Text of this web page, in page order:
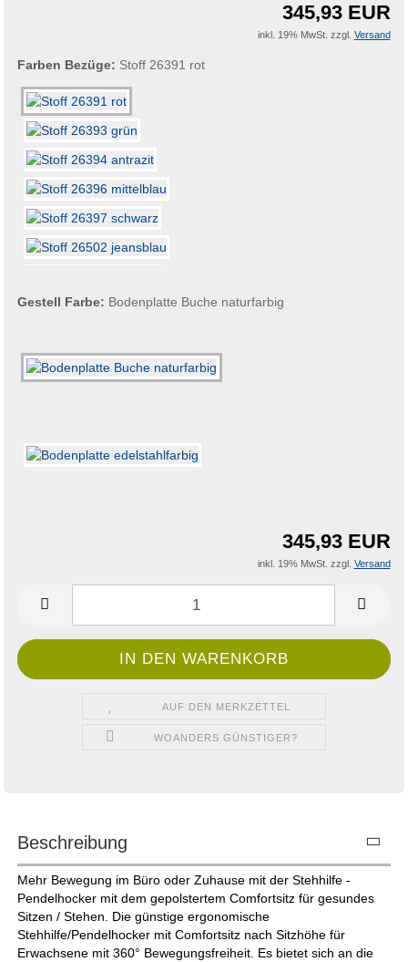
345,93 EUR
inkl. 19% MwSt. zzgl. Versand
Farben Bezüge: Stoff 26391 rot
Gestell Farbe: Bodenplatte Buche naturfarbig
345,93 EUR
inkl. 19% MwSt. zzgl. Versand
AUF DEN MERKZETTEL
WOANDERS GÜNSTIGER?
Beschreibung
Mehr Bewegung im Büro oder Zuhause mit der Stehhilfe -
Pendelhocker mit dem gepolstertem Comfortsitz für gesundes
Sitzen / Stehen. Die günstige ergonomische
Stehhilfe/Pendelhocker mit Comfortsitz nach Sitzhöhe für
Erwachsene mit 360° Bewegungsfreiheit. Es bietet sich an die